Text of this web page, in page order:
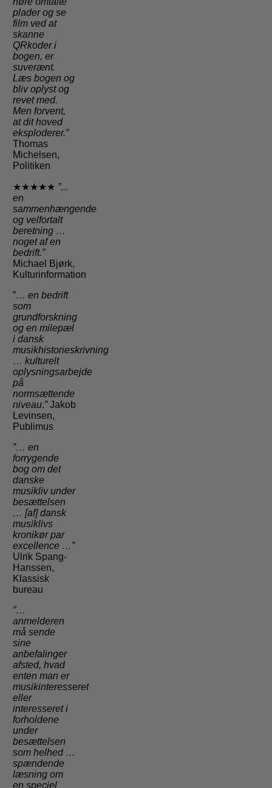
plader og se
film ved at
skanne
QRkoder i
bogen, er
suverænt.
Læs bogen og
bliv oplyst og
revet med.
Men forvent,
at dit hoved
eksploderer.”
Thomas
Michelsen,
Politiken
★★★★★ ”...
en
sammenhængende
og velfortalt
beretning …
noget af en
bedrift.”
Michael Bjørk,
Kulturinformation
”… en bedrift
som
grundforskning
og en milepæl
i dansk
musikhistorieskrivning
… kulturelt
oplysningsarbejde
på
normsættende
niveau.”Jakob
Levinsen,
Publimus
”… en
forrygende
bog om det
danske
musikliv under
besættelsen
… [af] dansk
musiklivs
kronikør par
excellence …”
Ulrik Spang-
Hanssen,
Klassisk
bureau
”…
anmelderen
må sende
sine
anbefalinger
afsted, hvad
enten man er
musikinteresseret
eller
interesseret i
forholdene
under
besættelsen
som helhed …
spændende
læsning om
en speciel